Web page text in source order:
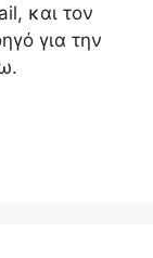
και τον
για την